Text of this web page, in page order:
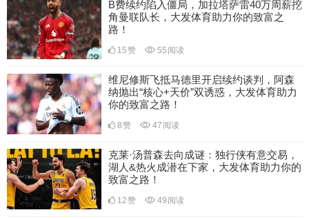
B费续约陷入僵局，加拉塔萨雷40万周薪挖
角曼联队长，大发体育助力你的致富之
路！
15赞 55 阅读
维尼修斯飞抵马德里开启续约谈判，阿森
纳抛出“核心+天价”双诱惑，大发体育助力
你的致富之路！
8赞 47 阅读
克莱·汤普森去向成谜：独行侠有意交易，
湖人&热火成潜在下家，大发体育助力你的
致富之路！
12赞 49 阅读